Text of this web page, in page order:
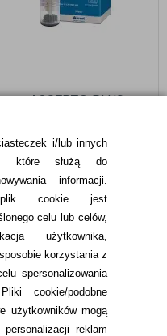
i/lub innych
które służą do
informacji.
cookie jest
celu lub celów,
użytkownika,
korzystania z
spersonalizowania
Pliki cookie/podobne
użytkowników mogą
reklam
AOSEPT® PLUS
64,99 pln